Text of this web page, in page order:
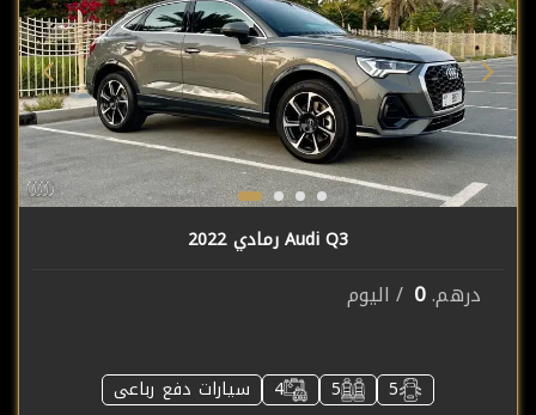
Audi Q3 رمادي 2022
درهم.0 / اليوم
5
5
4
سيارات دفع رباعى